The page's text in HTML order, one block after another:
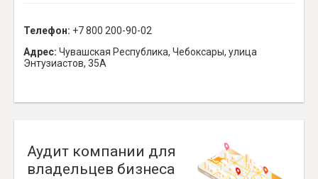
Телефон: +7 800 200-90-02
Адрес: Чувашская Республика, Чебоксары, улица
Энтузиастов, 35А
Аудит компании для
владельцев бизнеса